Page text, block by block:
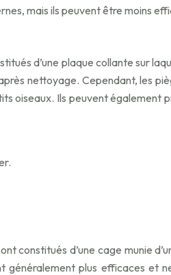
mais ils peuvent être moins
d’une plaque collante sur
nettoyage. Cependant, les
oiseaux. Ils peuvent également
constitués d’une cage munie
plus efficaces et